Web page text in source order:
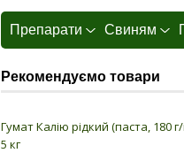
Препарати Свиням
Рекомендуємо товари
Гумат Калію рідкий (паста, 180 г/
5 кг